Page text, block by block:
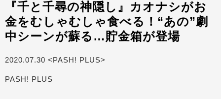
『千と千尋の神隠し』カオナシがお
金をむしゃむしゃ食べる！“あの”劇
中シーンが蘇る…貯金箱が登場
2020.07.30 <PASH! PLUS>
PASH! PLUS